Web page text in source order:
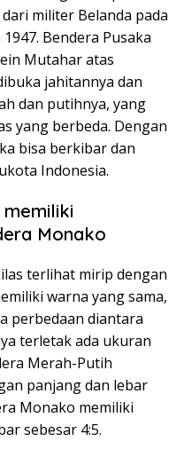
militer Belanda pada
Bendera Pusaka
Mutahar atas
jahitannya dan
dan putihnya, yang
yang berbeda. Dengan
bisa berkibar dan
Indonesia.
Monako
terlihat mirip dengan
warna yang sama,
perbedaan diantara
terletak ada ukuran
Merah-Putih
panjang dan lebar
Monako memiliki
sebesar 4:5.